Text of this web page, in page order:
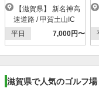
速道路 / 甲賀土山IC
平日
7,000円〜
滋賀県で人気のゴルフ場